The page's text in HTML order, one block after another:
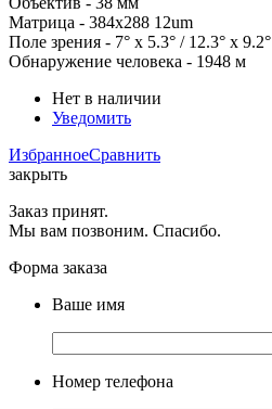
Матрица - 384x288 12um
Поле зрения - 7° x 5.3° / 12.3° x 9.2°
Обнаружение человека - 1948 м
Нет в наличии
Уведомить
ИзбранноеСравнить
закрыть
Заказ принят.
Мы вам позвоним. Спасибо.
Форма заказа
Ваше имя
Номер телефона